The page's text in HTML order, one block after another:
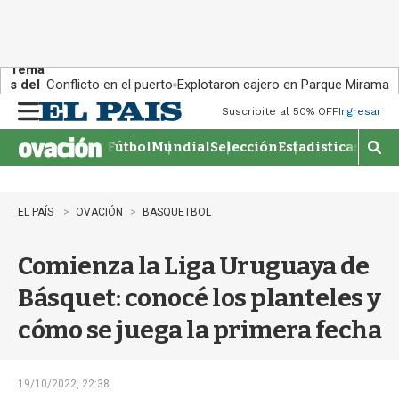
Tema
s del
día:
Conflicto en el puerto Explotaron cajero en Parque Miramar
n
u
Suscribite al 50% OFFIngresar
FútbolMundialSelecciónEstadisticas
M
o
�
s
q
EL PAÍS OVACIÓN BASQUETBOL
Comienza la Liga Uruguaya de
Básquet: conocé los planteles y
cómo se juega la primera fecha
19/10/2022, 22:38